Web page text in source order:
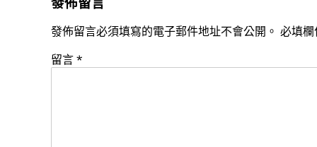
發佈留言
發佈留言必須填寫的電子郵件地址不會公開。 必填
留言*